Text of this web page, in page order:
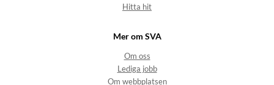
Hitta hit
Mer om SVA
Om oss
Lediga jobb
Om webbplatsen